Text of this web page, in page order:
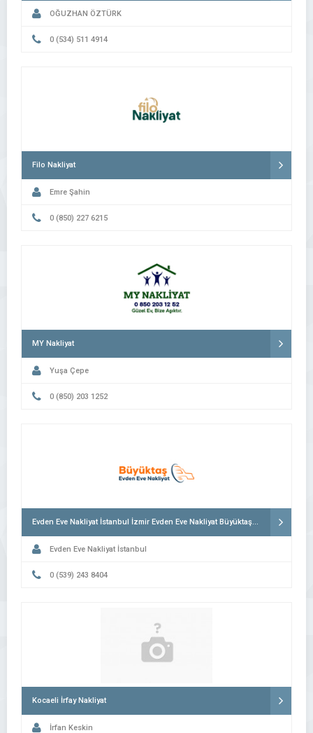
OĞUZHAN ÖZTÜRK
0 (534) 511 4914
Filo Nakliyat
Emre Şahin
0 (850) 227 6215
MY Nakliyat
Yuşa Çepe
0 (850) 203 1252
Evden Eve Nakliyat İstanbul İzmir Evden Eve Nakliyat Büyüktaş İstanbul Evden Eve Nakliyat Fiyatları
Evden Eve Nakliyat İstanbul
0 (539) 243 8404
Kocaeli İrfay Nakliyat
İrfan Keskin